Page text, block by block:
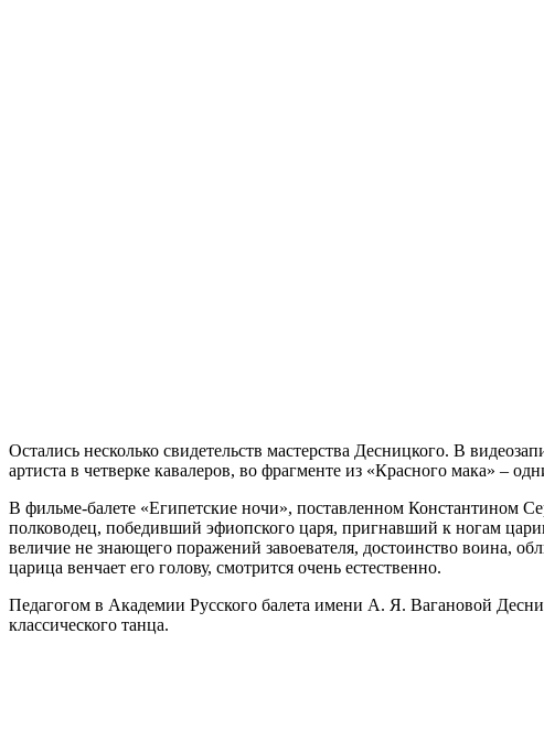
Остались несколько свидетельств мастерства Десницкого. В
артиста в четверке кавалеров, во фрагменте из «Красного мака» –
В фильме-балете «Египетские ночи», поставленном
полководец, победивший эфиопского царя, пригнавший к ногам
величие не знающего поражений завоевателя, достоинство воина,
царица венчает его голову, смотрится очень естественно.
Педагогом в Академии Русского балета имени А. Я. Вагановой
классического танца.